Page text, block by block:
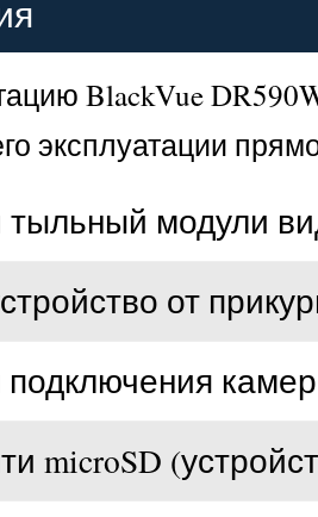
BlackVue
эксплуатации
тыльный модули
от
подключения
microSD